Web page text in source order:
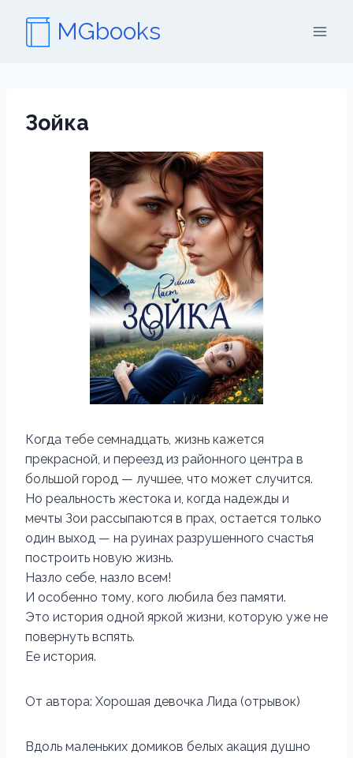
содержимому
MGbooks
Зойка
Когда тебе семнадцать, жизнь кажется
прекрасной, и переезд из районного центра в
большой город — лучшее, что может случится.
Но реальность жестока и, когда надежды и
мечты Зои рассыпаются в прах, остается только
один выход — на руинах разрушенного счастья
построить новую жизнь.
Назло себе, назло всем!
И особенно тому, кого любила без памяти.
Это история одной яркой жизни, которую уже не
повернуть вспять.
Ее история.
От автора: Хорошая девочка Лида (отрывок)
Вдоль маленьких домиков белых акация душно